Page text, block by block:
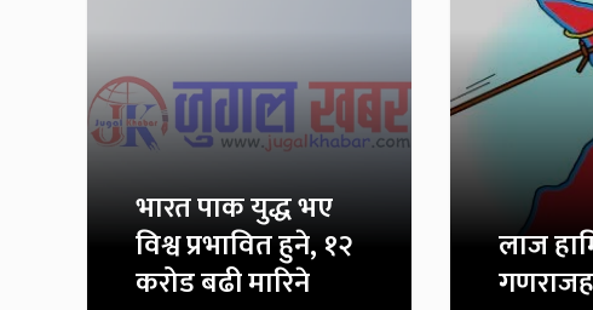
भारत पाक युद्ध भए
विश्व प्रभावित हुने, १२
करोड बढी मारिने
लाज